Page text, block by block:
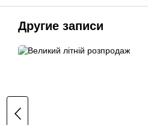
Другие записи